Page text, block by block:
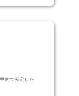
的で安定した